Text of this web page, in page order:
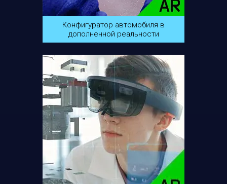
Конфигуратор автомобиля в
дополненной реальности